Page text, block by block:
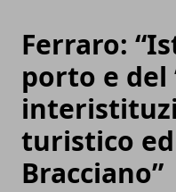
Ferraro:
porto e del
turistico
Bracciano”